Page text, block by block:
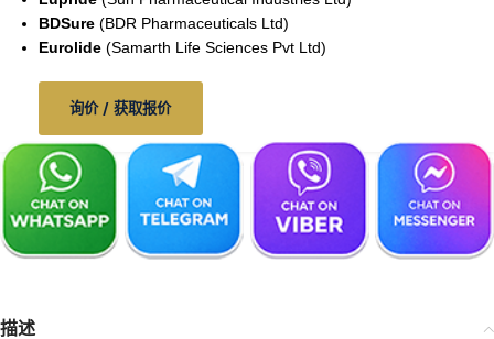
BDSure (BDR Pharmaceuticals Ltd)
Eurolide (Samarth Life Sciences Pvt Ltd)
询价 / 获取报价
描述